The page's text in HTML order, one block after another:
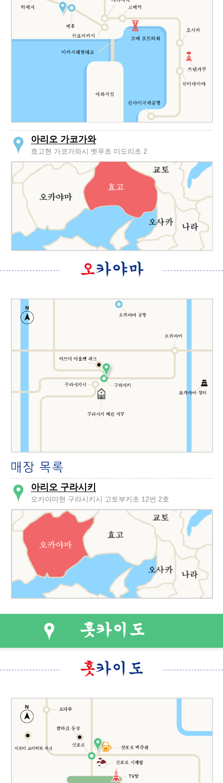
아리오 가코가와
효고현 가코가와시 벳푸초 미도리초 2
아리오 구라시키
오카야마현 구라시키시 고토부키초 12번 2호